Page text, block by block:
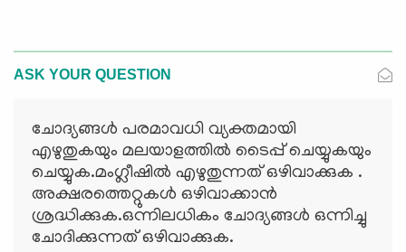
ASK YOUR QUESTION
ചോദ്യങ്ങള്‍ പരമാവധി വ്യക്തമായി
എഴുതുകയും മലയാളത്തില്‍ ടൈപ്പ് ചെയ്യുകയും
ചെയ്യുക.മംഗ്ലീഷില്‍ എഴുതുന്നത് ഒഴിവാക്കുക .
അക്ഷരത്തെറ്റുകള്‍ ഒഴിവാക്കാന്‍
ശ്രദ്ധിക്കുക.ഒന്നിലധികം ചോദ്യങ്ങള്‍ ഒന്നിച്ചു
ചോദിക്കുന്നത് ഒഴിവാക്കുക.